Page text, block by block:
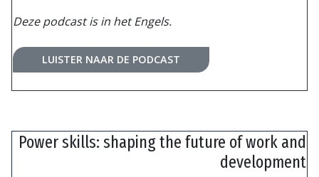
Deze podcast is in het Engels.
LUISTER NAAR DE PODCAST
Power skills: shaping the future of work and
development